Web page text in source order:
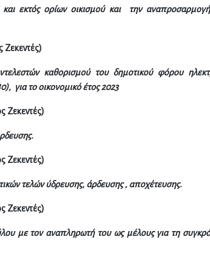
και εκτός ορίων οικισμού και την
Ζεκεντές)
καθορισμού του δημοτικού φόρου
), για το οικονομικό έτος 2023
Ζεκεντές)
Ζεκεντές)
τελών ύδρευσης, άρδευσης , αποχέτευσης.
Ζεκεντές)
με τον αναπληρωτή του ως μέλους για τη